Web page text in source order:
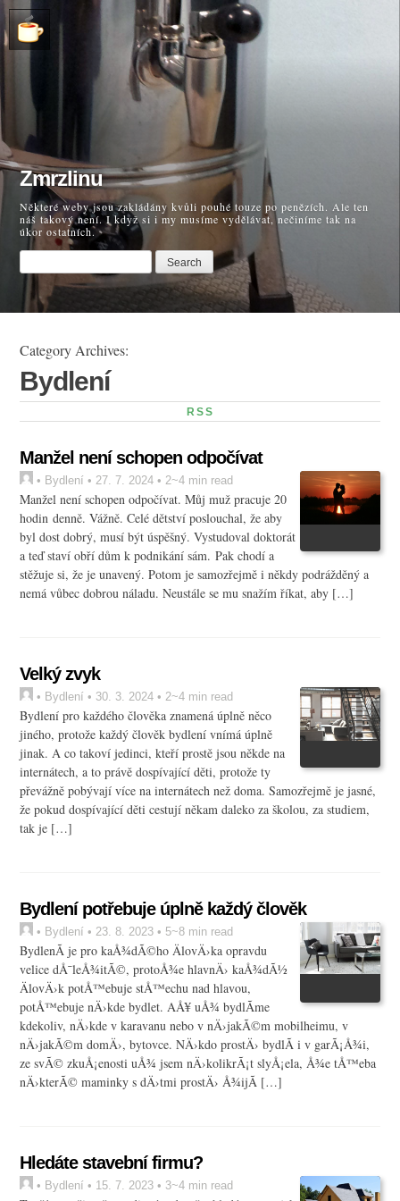
Zmrzlinu
Některé weby jsou zakládány kvůli pouhé touze po penězích. Ale ten
náš takový není. I když si i my musíme vydělávat, nečiníme tak na
úkor ostatních.
Category Archives:
Bydlení
RSS
Manžel není schopen odpočívat
• Bydlení •27. 7. 2024 • 2~4 min read
Manžel není schopen odpočívat. Můj muž pracuje 20
hodin denně. Vážně. Celé dětství poslouchal, že aby
byl dost dobrý, musí být úspěšný. Vystudoval doktorát
a teď staví obří dům k podnikání sám. Pak chodí a
stěžuje si, že je unavený. Potom je samozřejmě i někdy podrážděný a
nemá vůbec dobrou náladu. Neustále se mu snažím říkat, aby […]
Velký zvyk
• Bydlení • 30. 3. 2024 • 2~4 min read
Bydlení pro každého člověka znamená úplně něco
jiného, protože každý člověk bydlení vnímá úplně
jinak. A co takoví jedinci, kteří prostě jsou někde na
internátech, a to právě dospívající děti, protože ty
převážně pobývají více na internátech než doma. Samozřejmě je jasné,
že pokud dospívající děti cestují někam daleko za školou, za studiem,
tak je […]
Bydlení potřebuje úplně každý člověk
• Bydlení •23. 8. 2023 • 5~8 min read
BydlenÃ­ je pro kaÅ¾dÃ©ho ÄlovÄ›ka opravdu
velice dÅ¯leÅ¾itÃ©, protoÅ¾e hlavnÄ› kaÅ¾dÃ½
ÄlovÄ›k potÅ™ebuje stÅ™echu nad hlavou,
potÅ™ebuje nÄ›kde bydlet. AÅ¥ uÅ¾ bydlÃ­me
kdekoliv, nÄ›kde v karavanu nebo v nÄ›jakÃ©m mobilheimu, v
nÄ›jakÃ©m domÄ›, bytovce. NÄ›kdo prostÄ› bydlÃ­ i v garÃ¡Å¾i,
ze svÃ© zkuÅ¡enosti uÅ¾ jsem nÄ›kolikrÃ¡t slyÅ¡ela, Å¾e tÅ™eba
nÄ›kterÃ© maminky s dÄ›tmi prostÄ› Å¾ijÃ­ […]
Hledáte stavební firmu?
• Bydlení • 15. 7. 2023 • 3~4 min read